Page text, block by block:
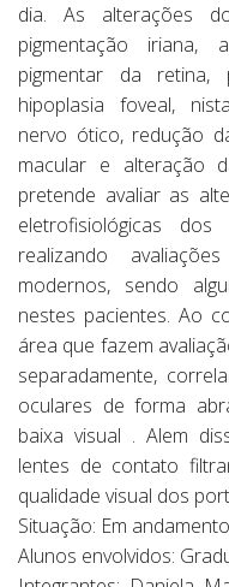
dia. As alterações
pigmentação iriana,
pigmentar da retina,
hipoplasia foveal,
nervo ótico, redução
macular e alteração
pretende avaliar as
eletrofisiológicas
realizando
modernos, sendo
nestes pacientes. Ao
área que fazem
separadamente,
oculares de forma
baixa visual . Alem
lentes de contato
qualidade visual dos
Situação: Em
Alunos envolvidos: